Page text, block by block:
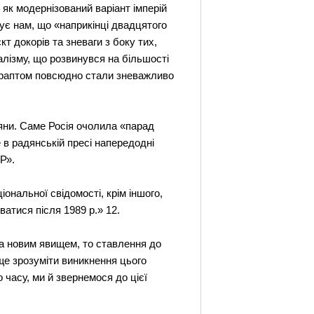
модернізований варіант імперій
нам, що «наприкінці двадцятого
докорів та зневаги з боку тих,
що розвинувся на більшості
повсюдно стали зневажливо
Саме Росія очолила «парад
радянській пресі напередодні
свідомості, крім іншого,
після 1989 р.» 12.
новим явищем, то ставлення до
зрозуміти виникнення цього
часу, ми й звернемося до цієї